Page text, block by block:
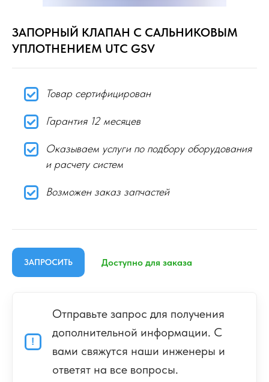
ЗАПОРНЫЙ КЛАПАН С САЛЬНИКОВЫМ
УПЛОТНЕНИЕМ UTC GSV
Товар сертифицирован
Гарантия 12 месяцев
Оказываем услуги по подбору оборудования
и расчету систем
Возможен заказ запчастей
ЗАПРОСИТЬ